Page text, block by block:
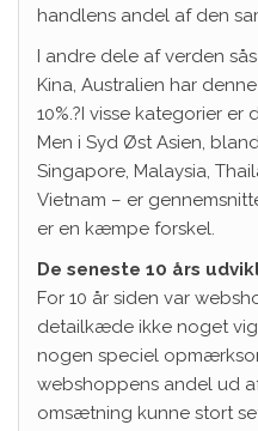
handlens andel af den
I andre dele af verden
Kina, Australien har
10%.?I visse kategorier
Men i Syd Øst Asien,
Singapore, Malaysia,
Vietnam – er
er en kæmpe forskel.
De seneste 10 års
For 10 år siden var
detailkæde ikke noget
nogen speciel
webshoppens andel ud
omsætning kunne stort